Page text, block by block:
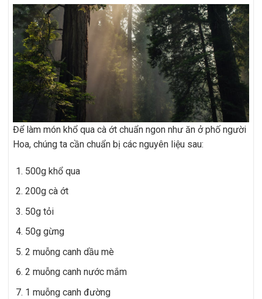
Để làm món khổ qua cà ớt chuẩn ngon như ăn ở phố người
Hoa, chúng ta cần chuẩn bị các nguyên liệu sau:
500g khổ qua
200g cà ớt
50g tỏi
50g gừng
2 muỗng canh dầu mè
2 muỗng canh nước mắm
1 muỗng canh đường